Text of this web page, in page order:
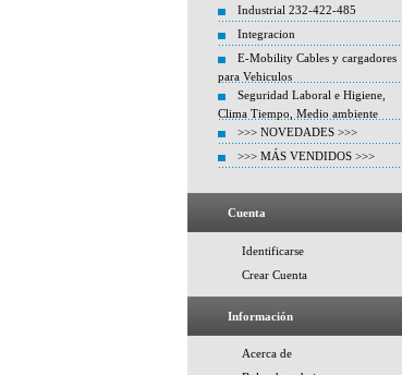
Industrial 232-422-485
Integracion
E-Mobility Cables y cargadores
para Vehiculos
Seguridad Laboral e Higiene,
Clima Tiempo, Medio ambiente
>>> NOVEDADES >>>
>>> MÁS VENDIDOS >>>
Cuenta
Identificarse
Crear Cuenta
Información
Acerca de